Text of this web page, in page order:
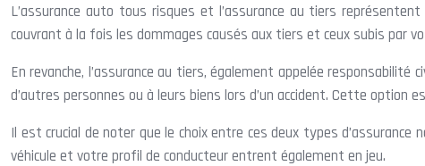
L’assurance auto tous risques et l’assurance au tiers
couvrant à la fois les dommages causés aux tiers et ceux subis par
En revanche, l’assurance au tiers, également appelée
d’autres personnes ou à leurs biens lors d’un accident. Cette option
Il est crucial de noter que le choix entre ces deux types
véhicule et votre profil de conducteur entrent également en jeu.